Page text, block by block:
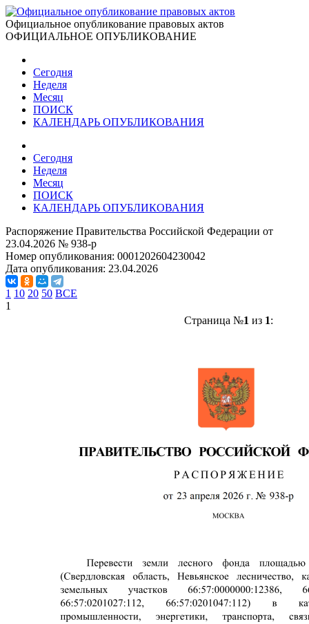
Официальное опубликование правовых актов
ОФИЦИАЛЬНОЕ ОПУБЛИКОВАНИЕ
Сегодня
Неделя
Месяц
ПОИСК
КАЛЕНДАРЬ ОПУБЛИКОВАНИЯ
Сегодня
Неделя
Месяц
ПОИСК
КАЛЕНДАРЬ ОПУБЛИКОВАНИЯ
Распоряжение Правительства Российской Федерации от
23.04.2026 № 938-р
Номер опубликования: 0001202604230042
Дата опубликования: 23.04.2026
1 10 20 50 ВСЕ
1
Страница №1 из 1: